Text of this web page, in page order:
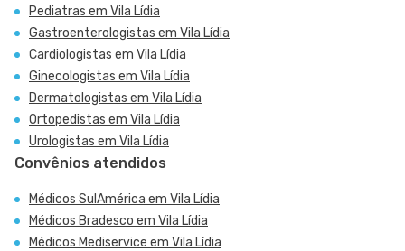
Pediatras em Vila Lídia
Gastroenterologistas em Vila Lídia
Cardiologistas em Vila Lídia
Ginecologistas em Vila Lídia
Dermatologistas em Vila Lídia
Ortopedistas em Vila Lídia
Urologistas em Vila Lídia
Convênios atendidos
Médicos SulAmérica em Vila Lídia
Médicos Bradesco em Vila Lídia
Médicos Mediservice em Vila Lídia